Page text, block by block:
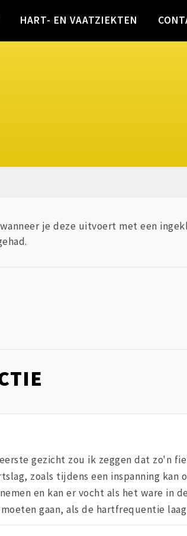
HART- EN VAATZIEKTEN
je deze uitvoert met een
gezicht zou ik zeggen dat zo'n
zoals tijdens een inspanning kan
en kan er vocht als het ware in
gaan, als de hartfrequentie laag